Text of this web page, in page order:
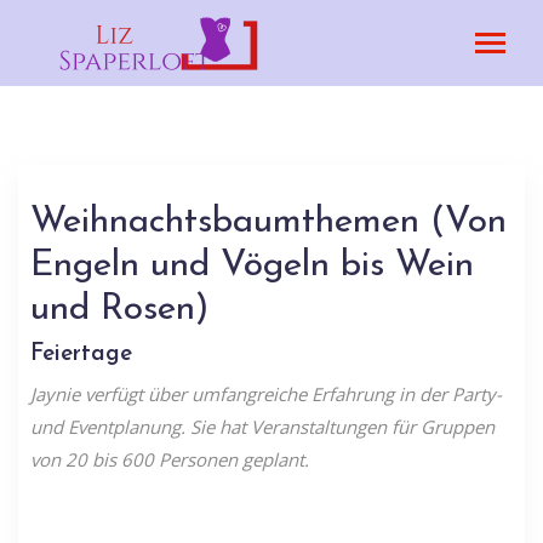
Weihnachtsbaumthemen (Von
Engeln und Vögeln bis Wein
und Rosen)
Feiertage
Jaynie verfügt über umfangreiche Erfahrung in der Party-
und Eventplanung. Sie hat Veranstaltungen für Gruppen
von 20 bis 600 Personen geplant.